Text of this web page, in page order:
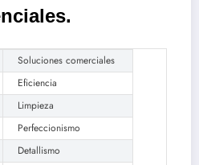
Soluciones comerciales
Eficiencia
Limpieza
Perfeccionismo
Detallismo